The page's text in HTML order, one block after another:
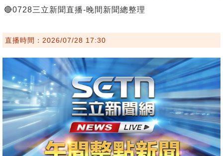
🔴0728三立新聞直播-晚間新聞總整理
直播時間：2026/07/28 17:30